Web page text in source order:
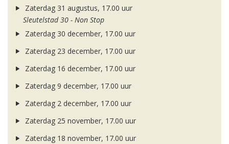
Zaterdag 31 augustus, 17.00 uur
Sleutelstad 30 - Non Stop
Zaterdag 30 december, 17.00 uur
Zaterdag 23 december, 17.00 uur
Zaterdag 16 december, 17.00 uur
Zaterdag 9 december, 17.00 uur
Zaterdag 2 december, 17.00 uur
Zaterdag 25 november, 17.00 uur
Zaterdag 18 november, 17.00 uur